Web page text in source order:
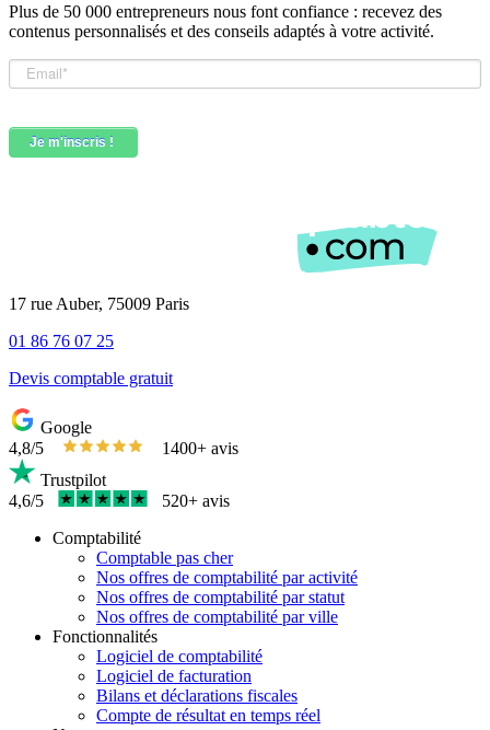
Plus de 50 000 entrepreneurs nous font confiance : recevez des
contenus personnalisés et des conseils adaptés à votre activité.
17 rue Auber, 75009 Paris
01 86 76 07 25
Devis comptable gratuit
Google
4,8/5
1400+ avis
Trustpilot
4,6/5
520+ avis
Comptabilité
Comptable pas cher
Nos offres de comptabilité par activité
Nos offres de comptabilité par statut
Nos offres de comptabilité par ville
Fonctionnalités
Logiciel de comptabilité
Logiciel de facturation
Bilans et déclarations fiscales
Compte de résultat en temps réel